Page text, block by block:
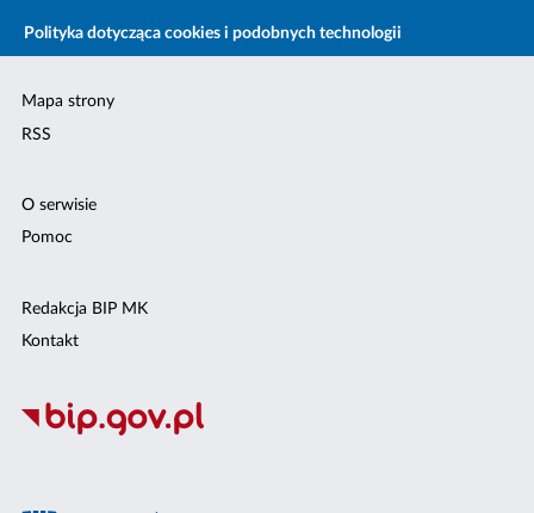
Polityka dotycząca cookies i podobnych technologii
Mapa strony
RSS
O serwisie
Pomoc
Redakcja BIP MK
Kontakt